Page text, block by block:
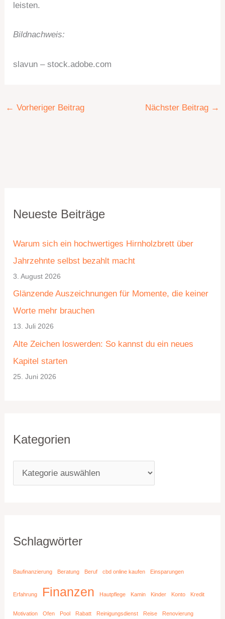
leisten.
Bildnachweis:
slavun – stock.adobe.com
← Vorheriger Beitrag Nächster Beitrag →
Neueste Beiträge
Warum sich ein hochwertiges Hirnholzbrett über
Jahrzehnte selbst bezahlt macht
3. August 2026
Glänzende Auszeichnungen für Momente, die keiner
Worte mehr brauchen
13. Juli 2026
Alte Zeichen loswerden: So kannst du ein neues
Kapitel starten
25. Juni 2026
Kategorien
a
e
g
o
r
i
Schlagwörter
Baufinanzierung Beratung Beruf cbd online kaufen Einsparungen
Erfahrung Finanzen Hautpflege Kamin Kinder Konto Kredit
Motivation Ofen Pool Rabatt Reinigungsdienst Reise Renovierung
r
h
i
v